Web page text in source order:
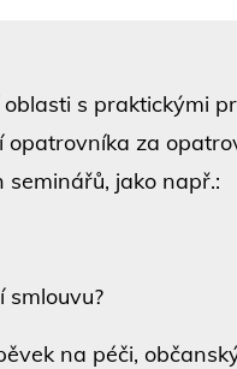
s praktickými
za
jako např.:
na péči,